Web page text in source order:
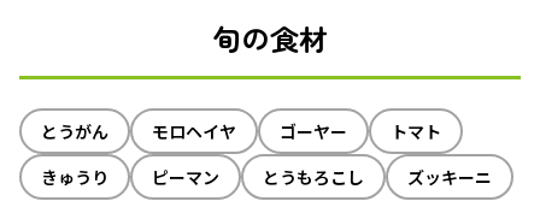
旬の食材
とうがん モロヘイヤ ゴーヤー
トマト
きゅうり
ピーマン とうもろこし ズッキーニ